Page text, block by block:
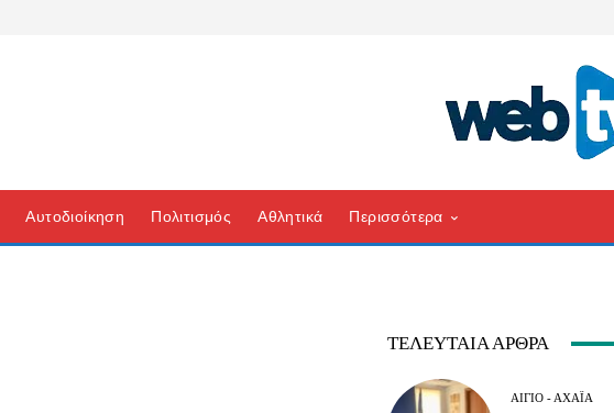
Αυτοδιοίκηση Πολιτισμός Αθλητικά Περισσότερα
ΤΕΛΕΥΤΑΊΑ ΆΡΘΡΑ
ΑΊΓΙΟ - ΑΧΑΪ́Α